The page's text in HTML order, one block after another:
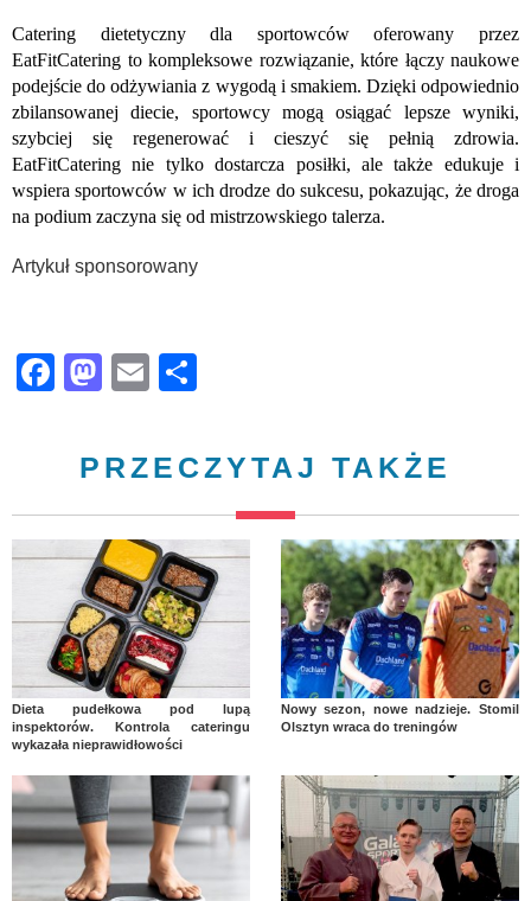
Catering dietetyczny dla sportowców oferowany przez
EatFitCatering to kompleksowe rozwiązanie, które łączy naukowe
podejście do odżywiania z wygodą i smakiem. Dzięki odpowiednio
zbilansowanej diecie, sportowcy mogą osiągać lepsze wyniki,
szybciej się regenerować i cieszyć się pełnią zdrowia.
EatFitCatering nie tylko dostarcza posiłki, ale także edukuje i
wspiera sportowców w ich drodze do sukcesu, pokazując, że droga
na podium zaczyna się od mistrzowskiego talerza.
Artykuł sponsorowany
Facebook
Mastodon
Email
PRZECZYTAJ TAKŻE
Dieta pudełkowa pod lupą
inspektorów. Kontrola cateringu
wykazała nieprawidłowości
Nowy sezon, nowe nadzieje. Stomil
Olsztyn wraca do treningów